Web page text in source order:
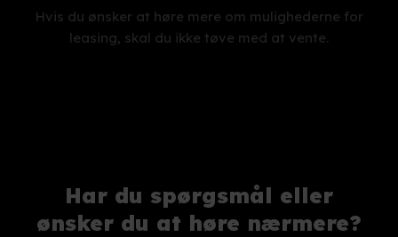
Hvis du ønsker at høre mere om mulighederne for
leasing, skal du ikke tøve med at vente.
Har du spørgsmål eller
​ønsker du at høre nærmere?